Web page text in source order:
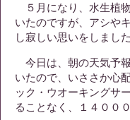
５月になり、水生植
いたのですが、アシや
し寂しい思いをしました
今日は、朝の天気予
いたので、いささか心
ック・ウオーキングサ
ることなく、１４００